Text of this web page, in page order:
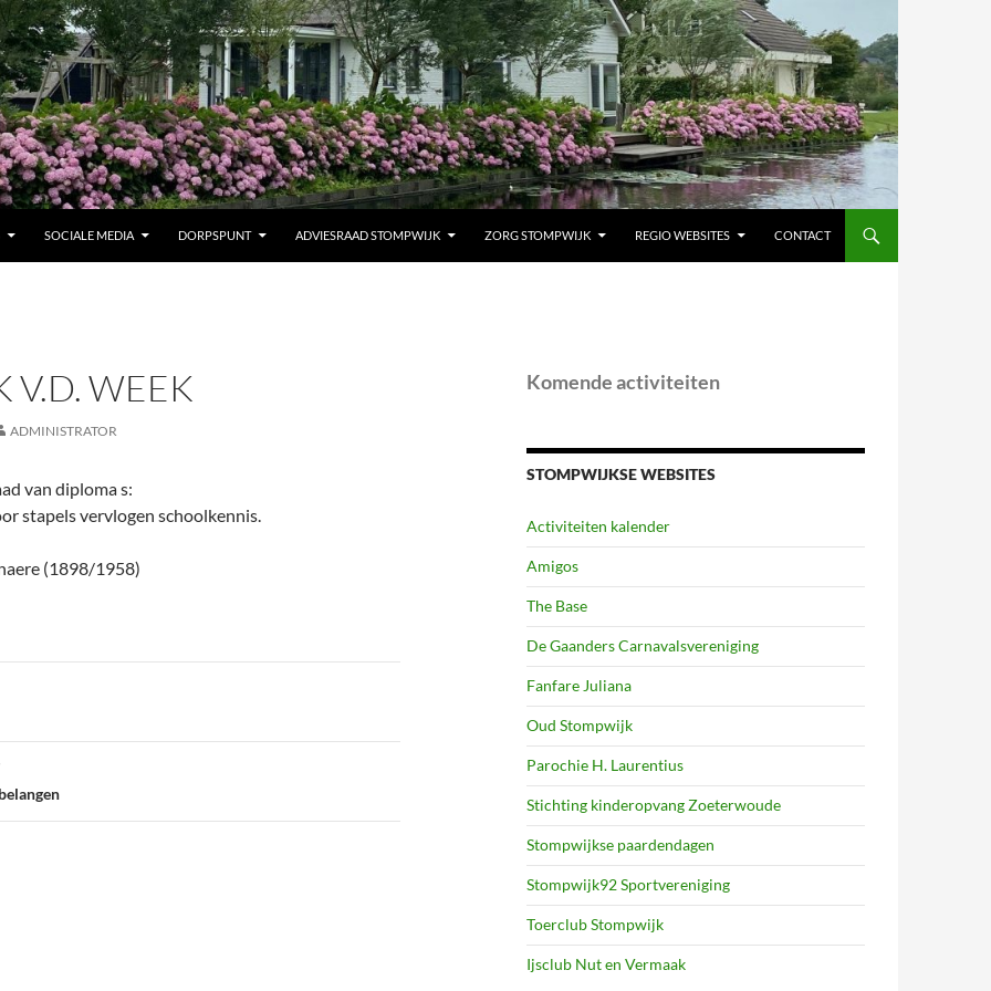
SOCIALE MEDIA DORPSPUNT ADVIESRAAD STOMPWIJK ZORG STOMPWIJK REGIO WEBSITES CONTACT
V.D. WEEK
ADMINISTRATOR
van diploma s:
stapels vervlogen schoolkennis.
(1898/1958)
Komende activiteiten
STOMPWIJKSE WEBSITES
Activiteiten kalender
Amigos
The Base
De Gaanders Carnavalsvereniging
Fanfare Juliana
Oud Stompwijk
Parochie H. Laurentius
Stichting kinderopvang Zoeterwoude
Stompwijkse paardendagen
Stompwijk92 Sportvereniging
Toerclub Stompwijk
Ijsclub Nut en Vermaak